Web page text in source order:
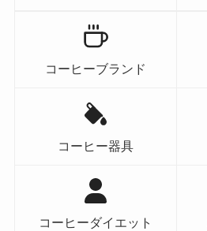
コーヒーブランド
コーヒー器具
コーヒーダイエット